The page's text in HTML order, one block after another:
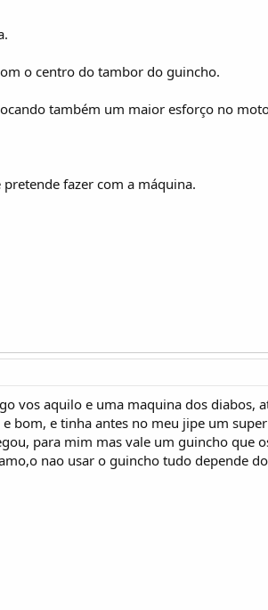
o centro do tambor do guincho.
também um maior esforço no
fazer com a máquina.
vos aquilo e uma maquina dos diabos,
bom, e tinha antes no meu jipe um
para mim mas vale um guincho que
nao usar o guincho tudo depende